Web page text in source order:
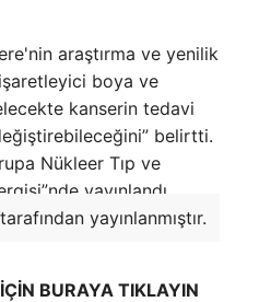
araştırma ve yenilik
boya ve
kanserin tedavi
belirtti.
Nükleer Tıp ve
yayınlandı.
yayınlanmıştır.
BURAYA TIKLAYIN